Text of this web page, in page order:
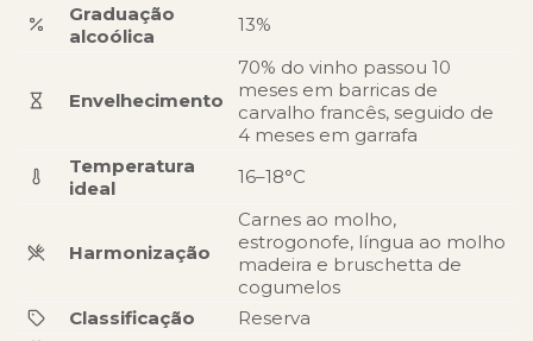
Graduação
alcoólica
13%
Envelhecimento
70% do vinho passou 10
meses em barricas de
carvalho francês, seguido de
4 meses em garrafa
Temperatura
ideal
16–18°C
Harmonização
Carnes ao molho,
estrogonofe, língua ao molho
madeira e bruschetta de
cogumelos
Classificação
Reserva